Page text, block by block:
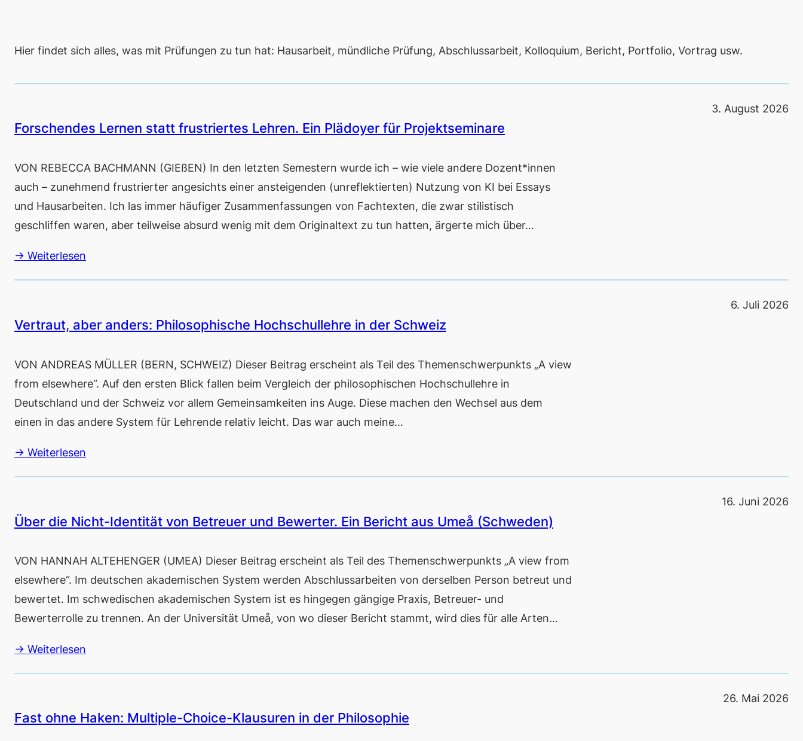
Hier findet sich alles, was mit Prüfungen zu tun hat: Hausarbeit, mündliche Prüfung, Abschlussarbeit, Kolloquium, Bericht, Portfolio, Vortrag usw.
Forschendes Lernen statt frustriertes Lehren. Ein Plädoyer für Projektseminare
VON REBECCA BACHMANN (GIEßEN) In den letzten Semestern wurde ich – wie viele andere Dozent*innen
auch – zunehmend frustrierter angesichts einer ansteigenden (unreflektierten) Nutzung von KI bei Essays
und Hausarbeiten. Ich las immer häufiger Zusammenfassungen von Fachtexten, die zwar stilistisch
geschliffen waren, aber teilweise absurd wenig mit dem Originaltext zu tun hatten, ärgerte mich über…
→ Weiterlesen
3. August 2026
Vertraut, aber anders: Philosophische Hochschullehre in der Schweiz
VON ANDREAS MÜLLER (BERN, SCHWEIZ) Dieser Beitrag erscheint als Teil des Themenschwerpunkts „A view
from elsewhere“. Auf den ersten Blick fallen beim Vergleich der philosophischen Hochschullehre in
Deutschland und der Schweiz vor allem Gemeinsamkeiten ins Auge. Diese machen den Wechsel aus dem
einen in das andere System für Lehrende relativ leicht. Das war auch meine…
→ Weiterlesen
6. Juli 2026
Über die Nicht-Identität von Betreuer und Bewerter. Ein Bericht aus Umeå (Schweden)
VON HANNAH ALTEHENGER (UMEA) Dieser Beitrag erscheint als Teil des Themenschwerpunkts „A view from
elsewhere“. Im deutschen akademischen System werden Abschlussarbeiten von derselben Person betreut und
bewertet. Im schwedischen akademischen System ist es hingegen gängige Praxis, Betreuer- und
Bewerterrolle zu trennen. An der Universität Umeå, von wo dieser Bericht stammt, wird dies für alle Arten…
→ Weiterlesen
16. Juni 2026
Fast ohne Haken: Multiple-Choice-Klausuren in der Philosophie
26. Mai 2026